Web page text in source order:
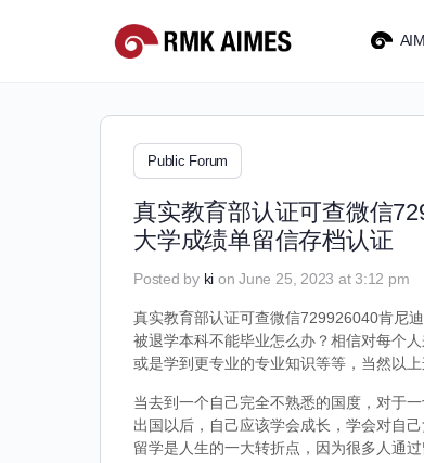
Public Forum
真实教育部认证可查微信
大学成绩单留信存档认证
Posted by ki on June 25, 2023 at 3:12 pm
真实教育部认证可查微信729926040肯尼
被退学本科不能毕业怎么办？相信对每个
或是学到更专业的专业知识等等，当然以
当去到一个自己完全不熟悉的国度，对于
出国以后，自己应该学会成长，学会对自
留学是人生的一大转折点，因为很多人通